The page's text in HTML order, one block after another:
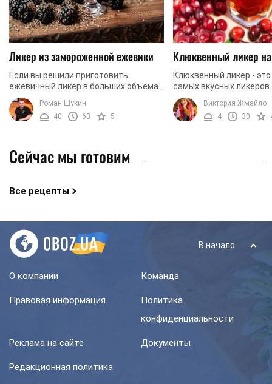
Ликер из замороженной ежевики
Если вы решили приготовить
ежевичный ликер в больших объемах
на не маленькую компанию, то этот
рецепт точно вам подойдет. Мы
предлагаем вам ...
Роман Щукин
40
60 5
Клюквенный ликер
Клюквенный ликер -
самых вкусных
присущая клюкве,
напиток, и позволяет
особенно вкусным. ...
Виктория Жмайло
4
30
Сейчас мы готовим
Все рецепты
В начало
О компании Команда
Правовая информация
Политика
конфиденциальности
Реклама на сайте Документы
Редакционная политика